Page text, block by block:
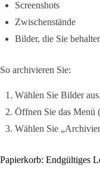
Screenshots
Zwischenstände
Bilder, die Sie
So archivieren Sie:
Wählen Sie Bilder aus.
Öffnen Sie das Menü
Wählen Sie
Papierkorb: Endgültiges